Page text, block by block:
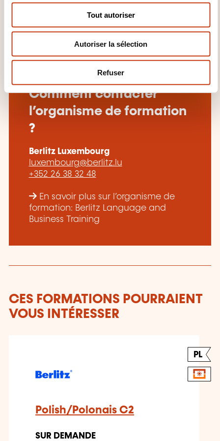
n
Tout autoriser
Autoriser la sélection
Refuser
Comment contacter
l’organisme de formation
?
Berlitz Luxembourg
luxembourg@berlitz.lu
+352 26 38 32 48
En savoir plus sur l’organisme de
formation: Berlitz Language and
Business Training
CES FORMATIONS POURRAIENT
VOUS INTÉRESSER
PL
Polish/Polonais C2
SUR DEMANDE